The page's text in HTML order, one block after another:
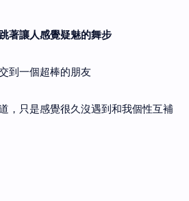
著讓人感覺疑魅的舞步
到一個超棒的朋友
，只是感覺很久沒遇到和我個性互補